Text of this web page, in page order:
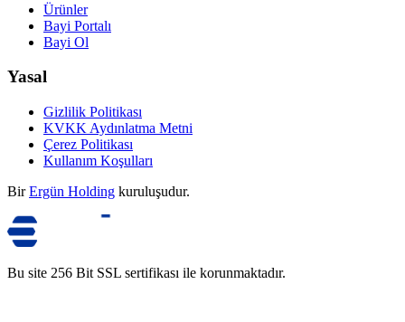
Ürünler
Bayi Portalı
Bayi Ol
Yasal
Gizlilik Politikası
KVKK Aydınlatma Metni
Çerez Politikası
Kullanım Koşulları
Bir Ergün Holding kuruluşudur.
Bu site 256 Bit SSL sertifikası ile korunmaktadır.